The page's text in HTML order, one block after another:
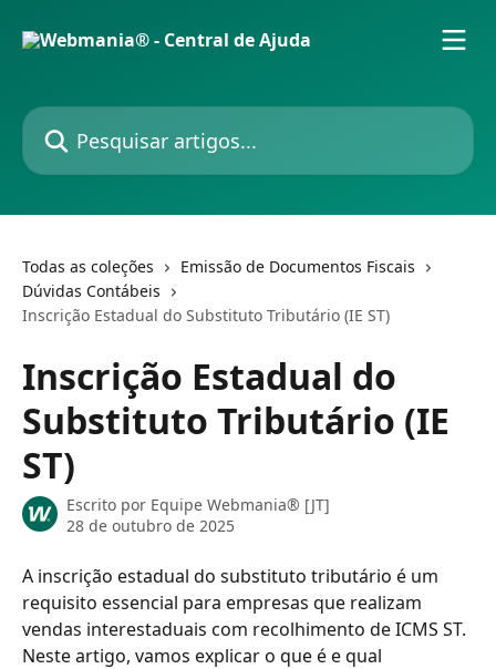
Pesquisar artigos...
Todas as coleções
Emissão de Documentos Fiscais
Dúvidas Contábeis
Inscrição Estadual do Substituto Tributário (IE ST)
Inscrição Estadual do
Substituto Tributário (IE
ST)
Escrito por Equipe Webmania® [JT]
28 de outubro de 2025
A inscrição estadual do substituto tributário é um
requisito essencial para empresas que realizam
vendas interestaduais com recolhimento de ICMS ST.
Neste artigo, vamos explicar o que é e qual